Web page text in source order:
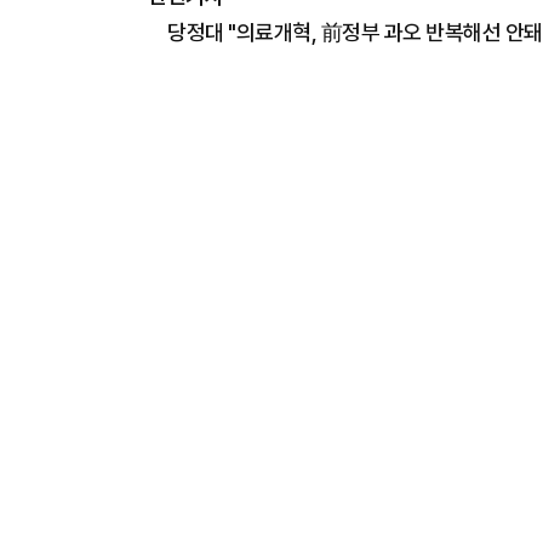
당정대 "의료개혁, 前정부 과오 반복해선 안